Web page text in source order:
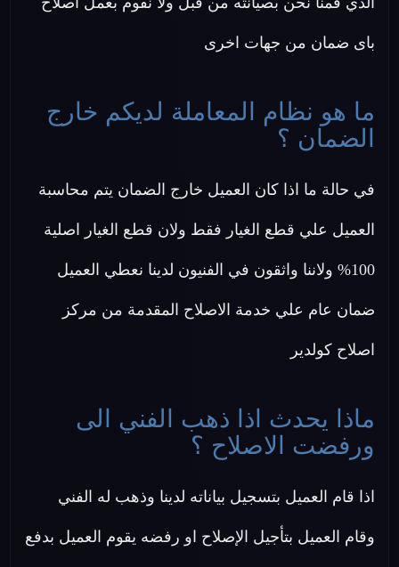
باى ضمان من جهات اخرى
ما هو نظام المعاملة لديكم خارج
الضمان ؟
في حالة ما اذا كان العميل خارج الضمان يتم محاسبة
العميل علي قطع الغيار فقط ولان قطع الغيار اصلية
100% ولاننا واثقون في الفنيون لدينا نعطي العميل
ضمان عام علي خدمة الاصلاح المقدمة من مركز
اصلاح كولدير
ماذا يحدث اذا ذهب الفني الى
ورفضت الاصلاح ؟
اذا قام العميل بتسجيل بياناته لدينا وذهب له الفني
وقام العميل بتأجيل الإصلاح او رفضه يقوم العميل بدفع